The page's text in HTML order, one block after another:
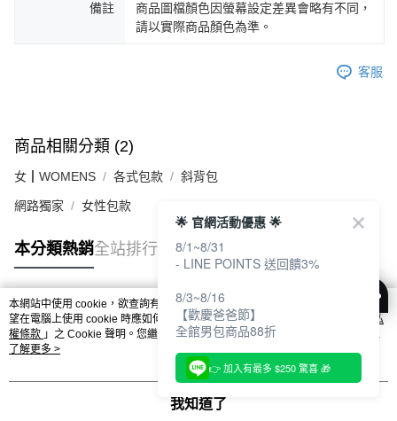
備註
商品圖檔顏色因螢幕設定差異會略有不同，
請以實際商品顏色為準。
客服
商品相關分類 (2)
女┃WOMENS 各式包款 斜背包
網路獨家 女性包款
本分類熱銷全站排行
熱門標籤
本網站中使用 cookie，欲查詢有關本網站使用 cookie 方式之詳情，及若您不希
望在電腦上使用 cookie 時應如何變更電腦的 cookie 設定，請參閱本網站「
隱私
權條款 」之 Cookie 聲明。您繼續使用本網站即表示您同意本公司得按本網站使
用條款之 Cookie 聲明使用 cookie。
了解更多 >
我知道了
🌟 官網活動優惠 🌟
8/1~8/31
- LINE POINTS 送回饋3%
8/3~8/16
【歡慶爸爸節】
全館男包商品88折
👉 加入有最多 $250 驚喜 🎁